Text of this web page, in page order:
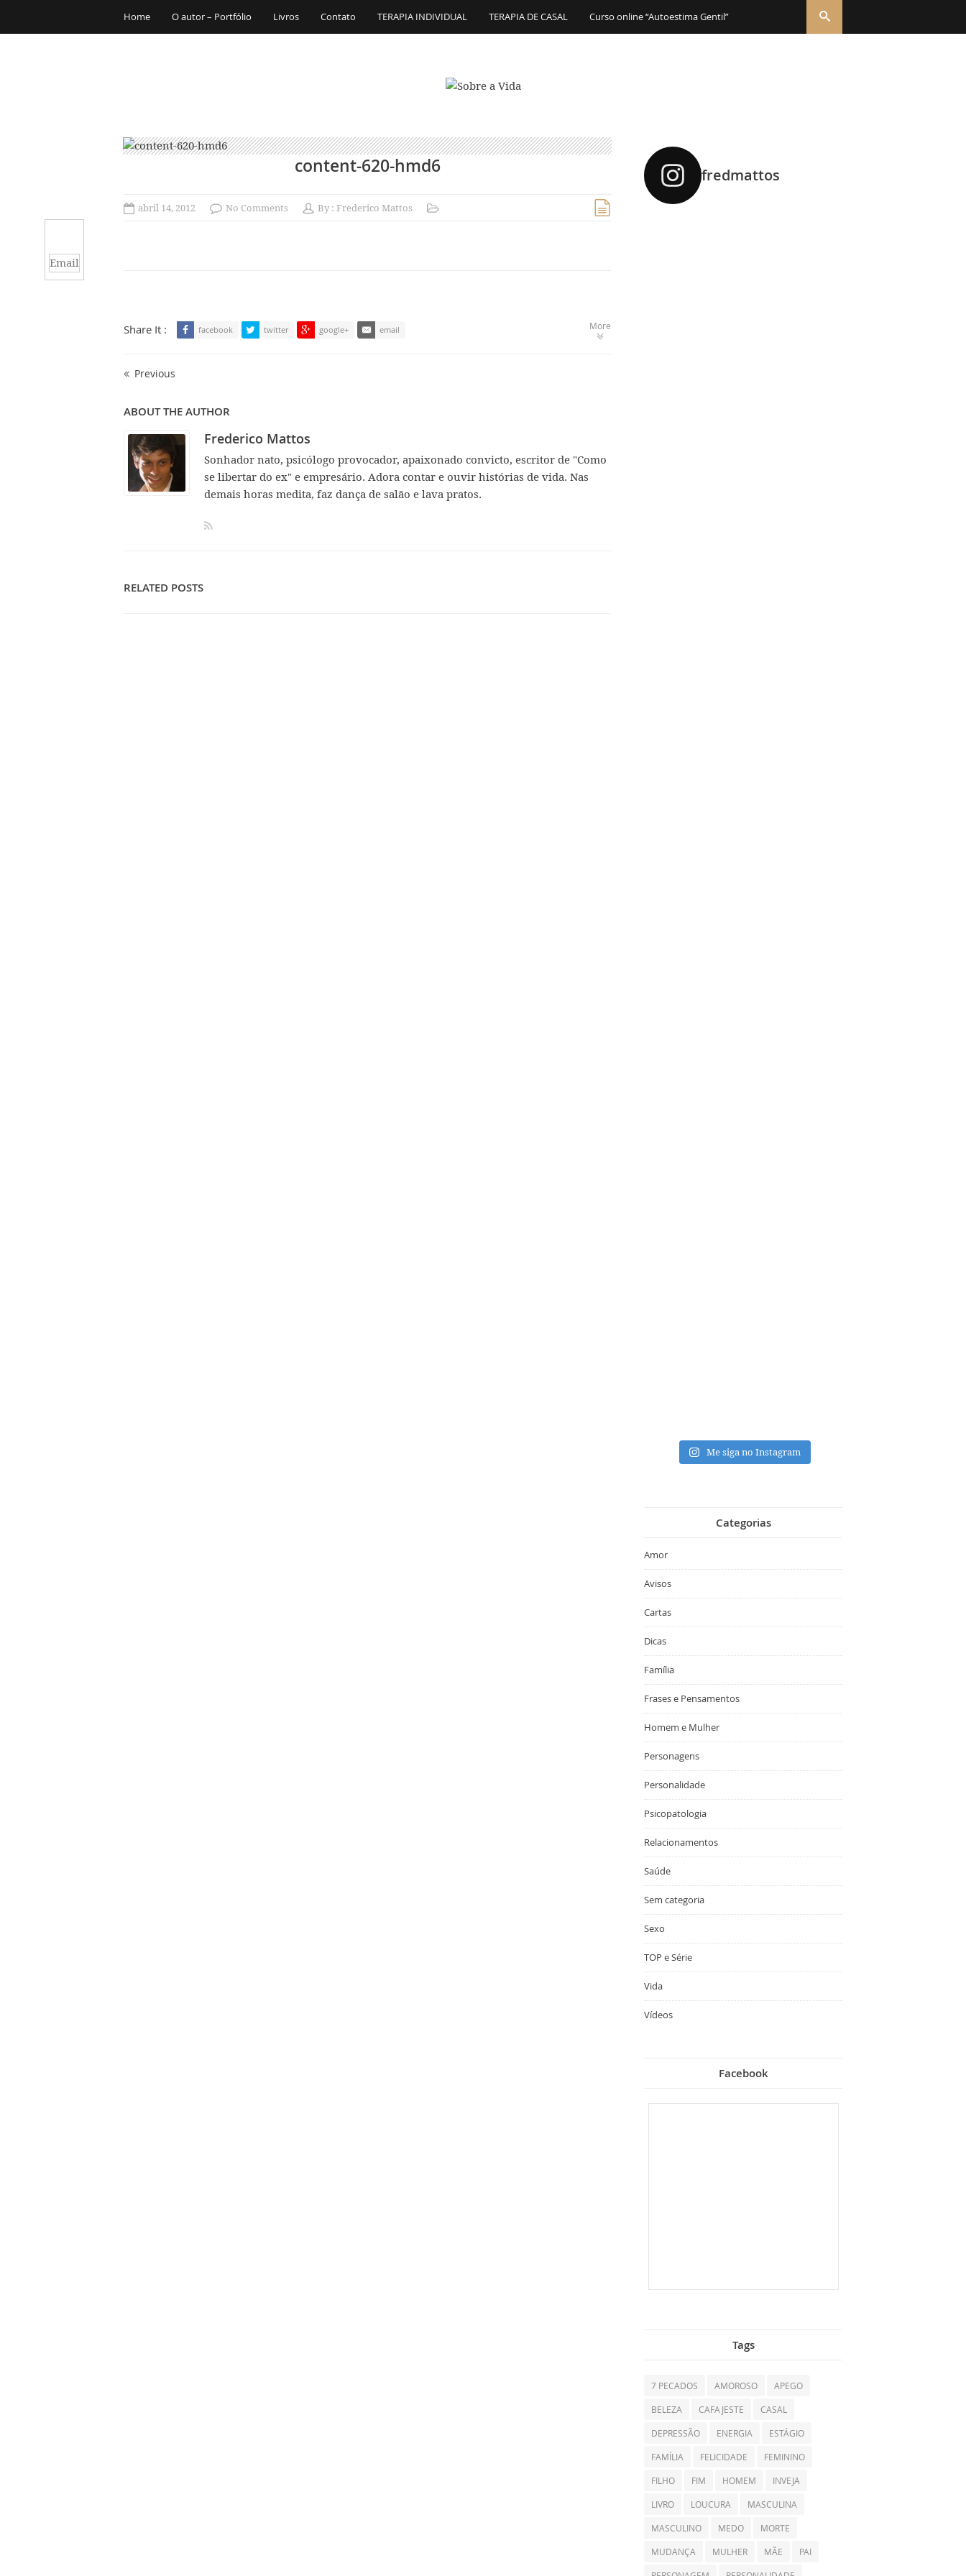
Home O autor – Portfólio Livros Contato TERAPIA INDIVIDUAL TERAPIA DE CASAL Curso online “Autoestima Gentil”
content-620-hmd6
abril 14, 2012 No Comments By : Frederico Mattos
Email
Share It : facebook twitter google+ email More
Previous
ABOUT THE AUTHOR
Frederico Mattos
Sonhador nato, psicólogo provocador, apaixonado convicto, escritor de "Como
se libertar do ex" e empresário. Adora contar e ouvir histórias de vida. Nas
demais horas medita, faz dança de salão e lava pratos.
RELATED POSTS
fredmattos
Me siga no Instagram
Categorias
Amor
Avisos
Cartas
Dicas
Família
Frases e Pensamentos
Homem e Mulher
Personagens
Personalidade
Psicopatologia
Relacionamentos
Saúde
Sem categoria
Sexo
TOP e Série
Vida
Vídeos
Facebook
Tags
7 PECADOS AMOROSO APEGO
BELEZA CAFAJESTE CASAL
DEPRESSÃO ENERGIA ESTÁGIO
FAMÍLIA FELICIDADE FEMININO
FILHO FIM HOMEM INVEJA
LIVRO LOUCURA MASCULINA
MASCULINO MEDO MORTE
MUDANÇA MULHER MÃE PAI